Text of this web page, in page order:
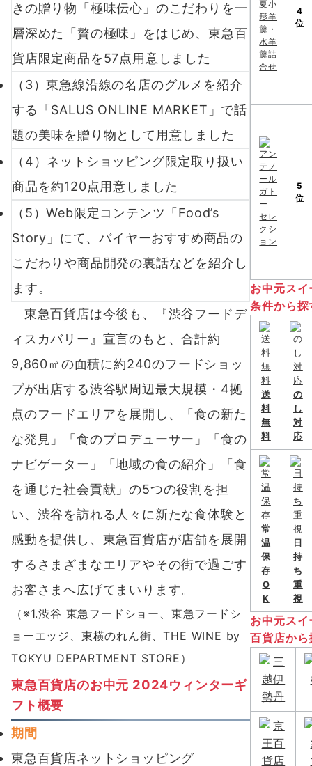
きの贈り物「極味伝心」のこだわりを一
層深めた「贅の極味」をはじめ、東急百
貨店限定商品を57点用意しました
（3）東急線沿線の名店のグルメを紹介
する「SALUS ONLINE MARKET」で話
題の美味を贈り物として用意しました
（4）ネットショッピング限定取り扱い
商品を約120点用意しました
（5）Web限定コンテンツ「Food’s
Story」にて、バイヤーおすすめ商品の
こだわりや商品開発の裏話などを紹介し
ます。
東急百貨店は今後も、『渋谷フードデ
ィスカバリー』宣言のもと、合計約
9,860㎡の面積に約240のフードショッ
プが出店する渋谷駅周辺最大規模・4拠
点のフードエリアを展開し、「食の新た
な発見」「食のプロデューサー」「食の
ナビゲーター」「地域の食の紹介」「食
を通じた社会貢献」の5つの役割を担
い、渋谷を訪れる人々に新たな食体験と
感動を提供し、東急百貨店が店舗を展開
するさまざまなエリアやその街で過ごす
お客さまへ広げてまいります。
（※1.渋谷 東急フードショー、東急フードシ
ョーエッジ、東横のれん街、THE WINE by
TOKYU DEPARTMENT STORE）
東急百貨店のお中元 2024ウィンターギ
フト概要
期間
東急百貨店ネットショッピング
4
位
5
位
お中元スイ
条件から探
送
料
無
料
の
し
対
応
常
温
保
存
O
K
日
持
ち
重
視
お中元スイ
百貨店から